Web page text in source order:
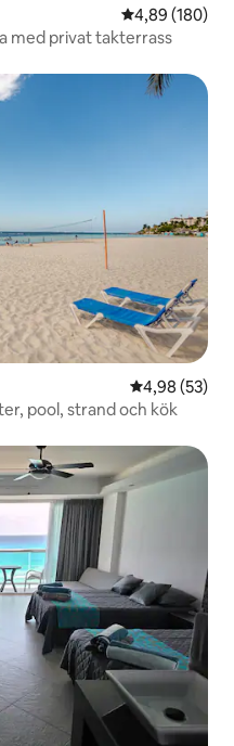
4,89 av 5 i
4,89 (180)
med privat takterrass
4,98 av 5 i
4,98 (53)
pool, strand och kök